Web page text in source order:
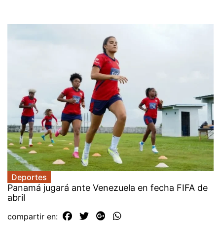
Deportes
Panamá jugará ante Venezuela en fecha FIFA de
abril
compartir en: